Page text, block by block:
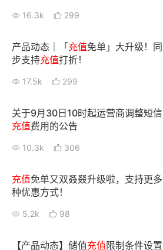
16.3k 299
产品动态｜「 充值免单」大升级！同
步支持充值打折！
17.5k 299
关于9月30日10时起运营商调整短信
充值费用的公告
10.3k 306
充值免单又双叒叕升级啦，支持更多
种优惠方式！
5.2k 98
【产品动态】储值充值限制条件设置